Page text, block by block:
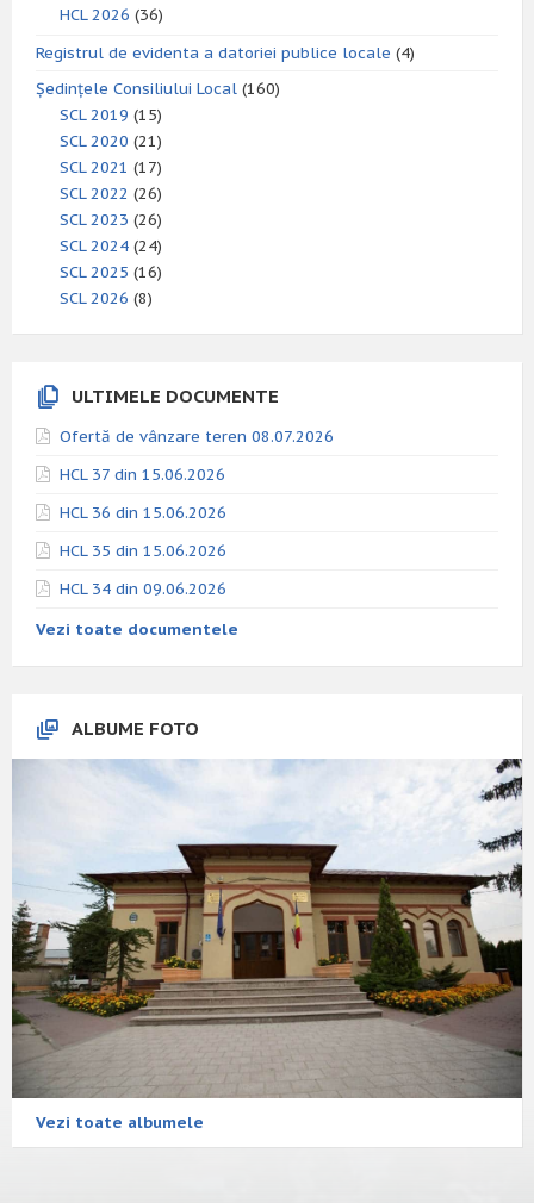
HCL 2026 (36)
Registrul de evidenta a datoriei publice locale (4)
Ședințele Consiliului Local (160)
SCL 2019 (15)
SCL 2020 (21)
SCL 2021 (17)
SCL 2022 (26)
SCL 2023 (26)
SCL 2024 (24)
SCL 2025 (16)
SCL 2026 (8)
ULTIMELE DOCUMENTE
Ofertă de vânzare teren 08.07.2026
HCL 37 din 15.06.2026
HCL 36 din 15.06.2026
HCL 35 din 15.06.2026
HCL 34 din 09.06.2026
Vezi toate documentele
ALBUME FOTO
Vezi toate albumele